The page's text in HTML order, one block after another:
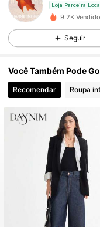
Loja Parceira
9.2K
Seguir
Você Também Pode
Recomendar Roupa